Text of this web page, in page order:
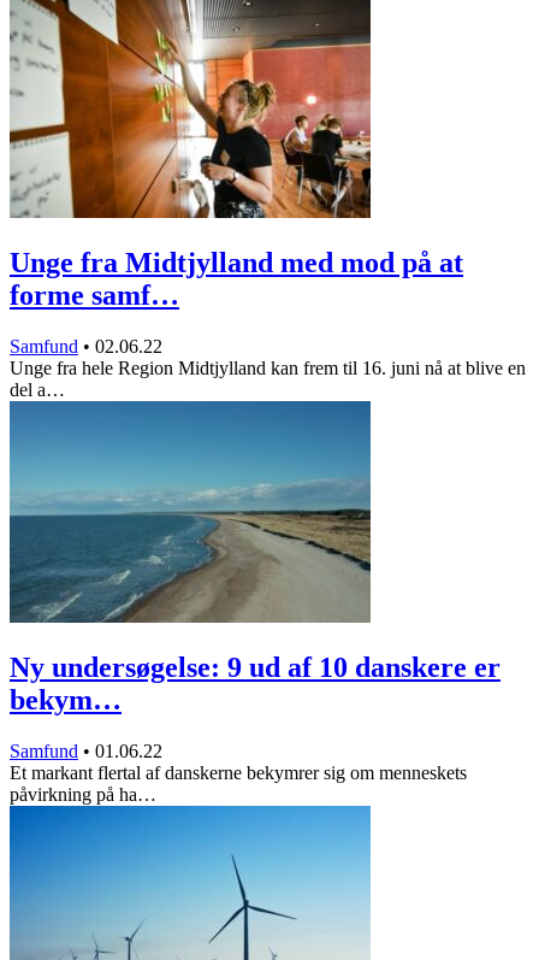
Unge fra Midtjylland med mod på at
forme samf…
Samfund • 02.06.22
Unge fra hele Region Midtjylland kan frem til 16. juni nå at blive en
del a…
Ny undersøgelse: 9 ud af 10 danskere er
bekym…
Samfund • 01.06.22
Et markant flertal af danskerne bekymrer sig om menneskets
påvirkning på ha…